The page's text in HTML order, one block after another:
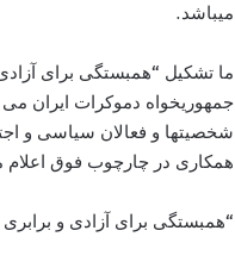
میباشد.
ما تشکيل “همبستگی برای
جمهوريخواه دموکرات ايران
شخصيتها و فعالان سياسی و
همکاری در چارچوب فوق اعلام
“همبستگی برای آزادی و برابری